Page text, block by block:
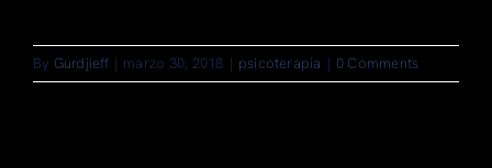
By Gurdjieff | marzo 30, 2018 | psicoterapia | 0 Comments